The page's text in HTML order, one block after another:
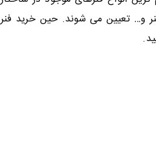
و… تعیین می شوند. حین خرید فنر